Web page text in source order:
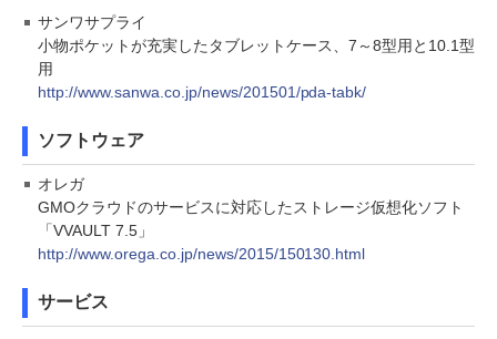
サンワサプライ
小物ポケットが充実したタブレットケース、7～8型用と10.1型
用
http://www.sanwa.co.jp/news/201501/pda-tabk/
ソフトウェア
オレガ
GMOクラウドのサービスに対応したストレージ仮想化ソフト
「VVAULT 7.5」
http://www.orega.co.jp/news/2015/150130.html
サービス